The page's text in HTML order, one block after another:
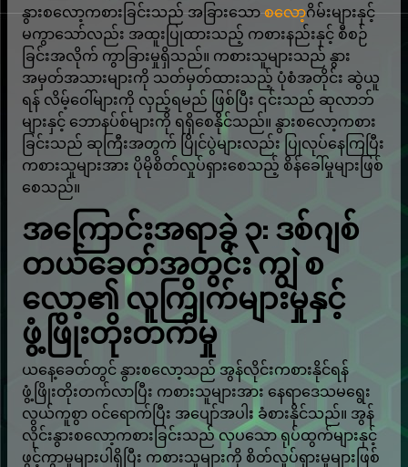
နွားစလော့ကစားခြင်းသည် အခြားသောစလော့ဂိမ်းများနှင့်
မကွာသော်လည်း အထူးပြုထားသည့် ကစားနည်းနှင့် စီစဉ်
ခြင်းအလိုက် ကွာခြားမှုရှိသည်။ ကစားသူများသည် နွား
အမှတ်အသားများကို သတ်မှတ်ထားသည့် ပုံစံအတိုင်း ဆွဲယူ
ရန် လိမ့်ဝေါ်များကို လှည့်ရမည် ဖြစ်ပြီး ၎င်းသည် ဆုလာဘ်
များနှင့် ဘောနပ်စ်များကို ရရှိစေနိုင်သည်။ နွားစလော့ကစား
ခြင်းသည် ဆုကြီးအတွက် ပြိုင်ပွဲများလည်း ပြုလုပ်နေကြပြီး
ကစားသူများအား ပိုမိုစိတ်လှုပ်ရှားစေသည့် စိန်ခေါ်မှုများဖြစ်
စေသည်။
အကြောင်းအရာခွဲ ၃: ဒစ်ဂျစ်
တယ်ခေတ်အတွင်း ကျွဲ စ
လော့၏ လူကြိုက်များမှုနှင့်
ဖွံ့ဖြိုးတိုးတက်မှု
ယနေ့ခေတ်တွင် နွားစလော့သည် အွန်လိုင်းကစားနိုင်ရန်
ဖွံ့ဖြိုးတိုးတက်လာပြီး ကစားသူများအား နေရာဒေသမရွေး
လွယ်ကူစွာ ဝင်ရောက်ပြီး အပျော်အပါး ခံစားနိုင်သည်။ အွန်
လိုင်းနွားစလော့ကစားခြင်းသည် လှပသော ရုပ်ထွက်များနှင့်
ဖွင့်ကွာမှုများပါရှိပြီး ကစားသူများကို စိတ်လှုပ်ရှားမှုများဖြစ်